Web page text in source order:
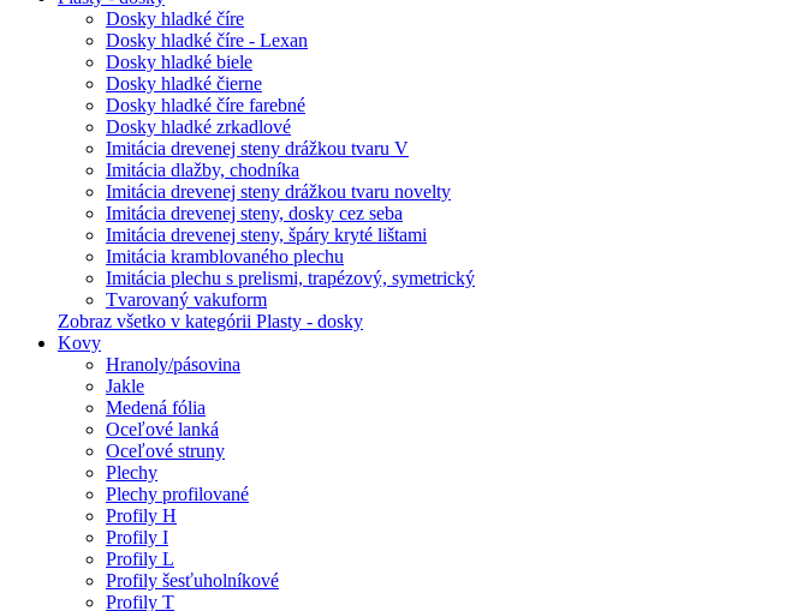
Dosky hladké číre
Dosky hladké číre - Lexan
Dosky hladké biele
Dosky hladké čierne
Dosky hladké číre farebné
Dosky hladké zrkadlové
Imitácia drevenej steny drážkou tvaru V
Imitácia dlažby, chodníka
Imitácia drevenej steny drážkou tvaru novelty
Imitácia drevenej steny, dosky cez seba
Imitácia drevenej steny, špáry kryté lištami
Imitácia kramblovaného plechu
Imitácia plechu s prelismi, trapézový, symetrický
Tvarovaný vakuform
Zobraz všetko v kategórii Plasty - dosky
Kovy
Hranoly/pásovina
Jakle
Medená fólia
Oceľové lanká
Oceľové struny
Plechy
Plechy profilované
Profily H
Profily I
Profily L
Profily šesťuholníkové
Profily T